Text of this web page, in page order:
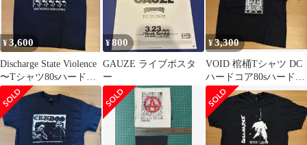
¥3,600
Discharge State Violence
〜Tシャツ80sハードコ
ア
¥800
GAUZE ライブポスタ
ー
¥3,300
VOID 棺桶Tシャツ DC
ハードコア80sハードコ
ア